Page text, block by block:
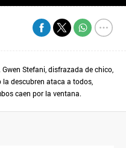
Stefani, disfrazada de chico,
descubren ataca a todos,
caen por la ventana.